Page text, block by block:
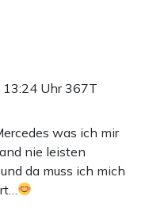
13:24 Uhr367T
was ich mir
nie leisten
da muss ich mich